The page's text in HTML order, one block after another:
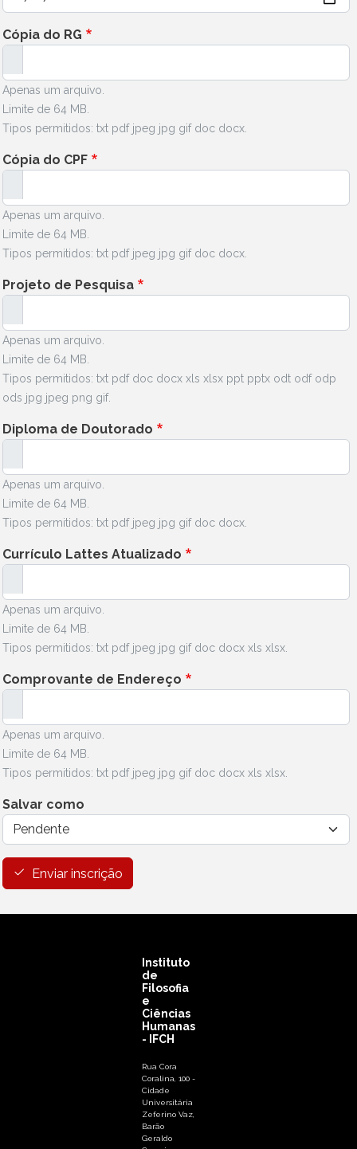
Cópia do RG
Apenas um arquivo.
Limite de 64 MB.
Tipos permitidos: txt pdf jpeg jpg gif doc docx.
Cópia do CPF
Apenas um arquivo.
Limite de 64 MB.
Tipos permitidos: txt pdf jpeg jpg gif doc docx.
Projeto de Pesquisa
Apenas um arquivo.
Limite de 64 MB.
Tipos permitidos: txt pdf doc docx xls xlsx ppt pptx odt odf odp
ods jpg jpeg png gif.
Diploma de Doutorado
Apenas um arquivo.
Limite de 64 MB.
Tipos permitidos: txt pdf jpeg jpg gif doc docx.
Currículo Lattes Atualizado
Apenas um arquivo.
Limite de 64 MB.
Tipos permitidos: txt pdf jpeg jpg gif doc docx xls xlsx.
Comprovante de Endereço
Apenas um arquivo.
Limite de 64 MB.
Tipos permitidos: txt pdf jpeg jpg gif doc docx xls xlsx.
Salvar como
Enviar inscrição
Instituto
de
Filosofia
e
Ciências
Humanas
- IFCH
Rua Cora
Coralina, 100 -
Cidade
Universitária
Zeferino Vaz,
Barão
Geraldo